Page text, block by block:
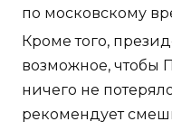
по московскому
Кроме того,
возможное, чтобы
ничего не
рекомендует